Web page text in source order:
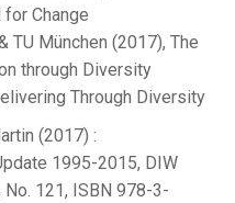
for Change
TU München (2017), The
through Diversity
Through Diversity
(2017) :
1995-2015, DIW
121, ISBN 978-3-